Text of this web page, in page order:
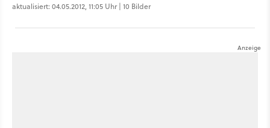
aktualisiert: 04.05.2012, 11:05 Uhr | 10 Bilder